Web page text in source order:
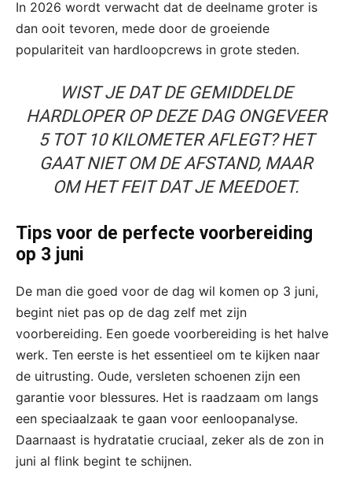
In 2026 wordt verwacht dat de deelname groter is
dan ooit tevoren, mede door de groeiende
populariteit van hardloopcrews in grote steden.
WIST JE DAT DE GEMIDDELDE
HARDLOPER OP DEZE DAG ONGEVEER
5 TOT 10 KILOMETER AFLEGT? HET
GAAT NIET OM DE AFSTAND, MAAR
OM HET FEIT DAT JE MEEDOET.
Tips voor de perfecte voorbereiding
op 3 juni
De man die goed voor de dag wil komen op 3 juni,
begint niet pas op de dag zelf met zijn
voorbereiding. Een goede voorbereiding is het halve
werk. Ten eerste is het essentieel om te kijken naar
de uitrusting. Oude, versleten schoenen zijn een
garantie voor blessures. Het is raadzaam om langs
een speciaalzaak te gaan voor eenloopanalyse.
Daarnaast is hydratatie cruciaal, zeker als de zon in
juni al flink begint te schijnen.